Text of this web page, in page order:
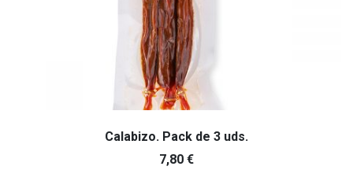
Calabizo. Pack de 3 uds.
7,80 €